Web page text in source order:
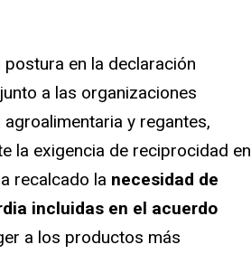
en la declaración
a las organizaciones
y regantes,
la exigencia de reciprocidad en
recalcado la necesidad de
incluidas en el acuerdo
a los productos más